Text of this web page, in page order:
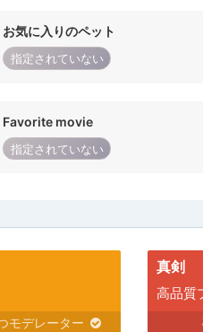
お気に入りのペット
指定されていない
Favorite movie
指定されていない
モデレーター
真剣
高品質